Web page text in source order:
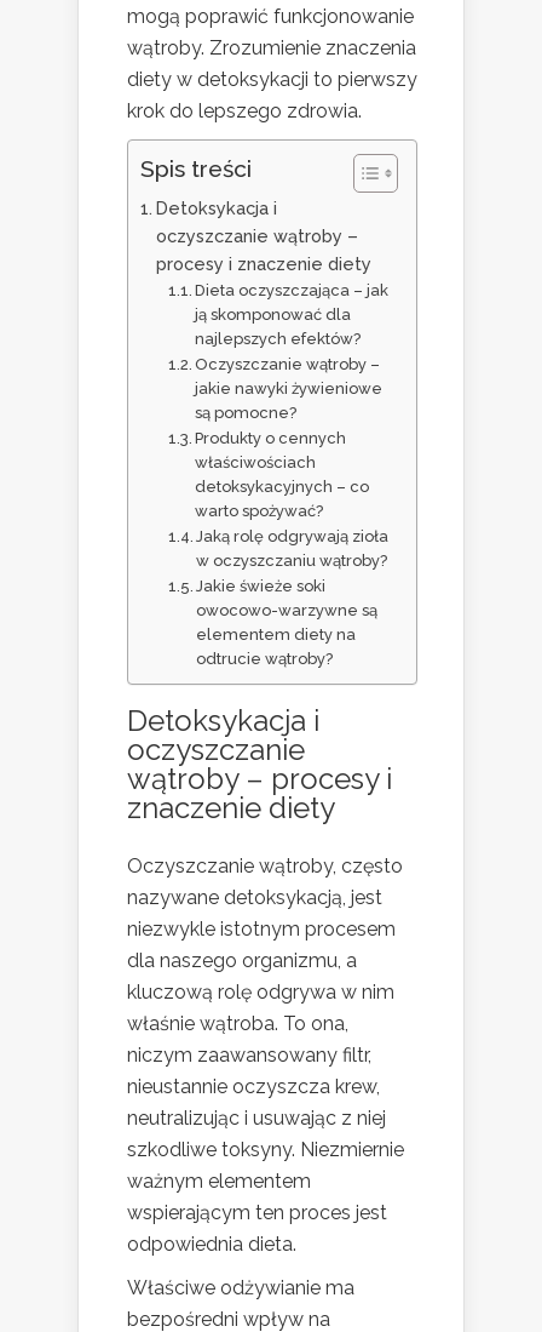
mogą poprawić funkcjonowanie
wątroby. Zrozumienie znaczenia
diety w detoksykacji to pierwszy
krok do lepszego zdrowia.
Spis treści
Detoksykacja i
oczyszczanie wątroby –
procesy i znaczenie diety
Dieta oczyszczająca – jak
ją skomponować dla
najlepszych efektów?
Oczyszczanie wątroby –
jakie nawyki żywieniowe
są pomocne?
Produkty o cennych
właściwościach
detoksykacyjnych – co
warto spożywać?
Jaką rolę odgrywają zioła
w oczyszczaniu wątroby?
Jakie świeże soki
owocowo-warzywne są
elementem diety na
odtrucie wątroby?
Detoksykacja i
oczyszczanie
wątroby – procesy i
znaczenie diety
Oczyszczanie wątroby, często
nazywane detoksykacją, jest
niezwykle istotnym procesem
dla naszego organizmu, a
kluczową rolę odgrywa w nim
właśnie wątroba. To ona,
niczym zaawansowany filtr,
nieustannie oczyszcza krew,
neutralizując i usuwając z niej
szkodliwe toksyny. Niezmiernie
ważnym elementem
wspierającym ten proces jest
odpowiednia dieta.
Właściwe odżywianie ma
bezpośredni wpływ na